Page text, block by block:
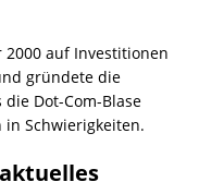
auf Investitionen
gründete die
Dot-Com-Blase
Schwierigkeiten.